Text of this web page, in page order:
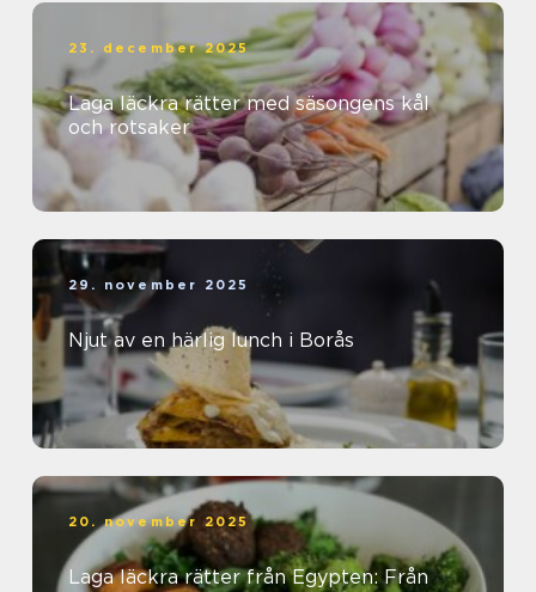
23. december 2025
Laga läckra rätter med säsongens kål
och rotsaker
29. november 2025
Njut av en härlig lunch i Borås
20. november 2025
Laga läckra rätter från Egypten: Från